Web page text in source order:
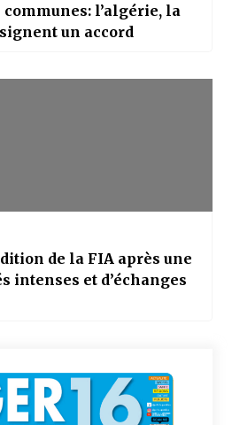
l’algérie, la
un accord
de la FIA après une
intenses et d’échanges